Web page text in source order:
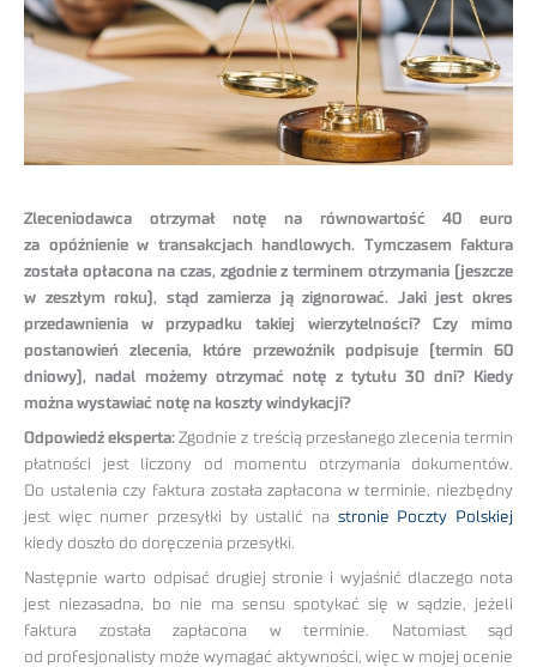
Zleceniodawca otrzymał notę na równowartość 40 euro
za opóźnienie w transakcjach handlowych. Tymczasem faktura
została opłacona na czas, zgodnie z terminem otrzymania (jeszcze
w zeszłym roku), stąd zamierza ją zignorować. Jaki jest okres
przedawnienia w przypadku takiej wierzytelności? Czy mimo
postanowień zlecenia, które przewoźnik podpisuje (termin 60
dniowy), nadal możemy otrzymać notę z tytułu 30 dni? Kiedy
można wystawiać notę na koszty windykacji?
Odpowiedź eksperta: Zgodnie z treścią przesłanego zlecenia termin
płatności jest liczony od momentu otrzymania dokumentów.
Do ustalenia czy faktura została zapłacona w terminie, niezbędny
jest więc numer przesyłki by ustalić na stronie Poczty Polskiej
kiedy doszło do doręczenia przesyłki.
Następnie warto odpisać drugiej stronie i wyjaśnić dlaczego nota
jest niezasadna, bo nie ma sensu spotykać się w sądzie, jeżeli
faktura została zapłacona w terminie. Natomiast sąd
od profesjonalisty może wymagać aktywności, więc w mojej ocenie